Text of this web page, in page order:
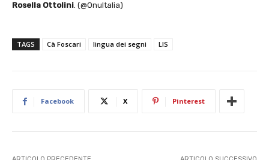
Rosella Ottolini. (@OnuItalia)
TAGS Cà Foscari lingua dei segni LIS
Facebook X Pinterest